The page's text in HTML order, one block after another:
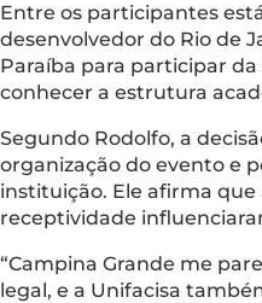
Entre os participantes
desenvolvedor do Rio de
Paraíba para participar da
conhecer a estrutura
Segundo Rodolfo, a
organização do evento e
instituição. Ele afirma que
receptividade
“Campina Grande me
legal, e a Unifacisa